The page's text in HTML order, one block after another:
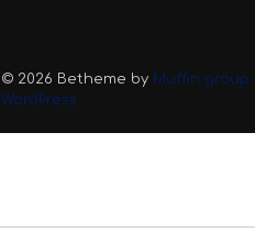
© 2026 Betheme by Muffin group
WordPress